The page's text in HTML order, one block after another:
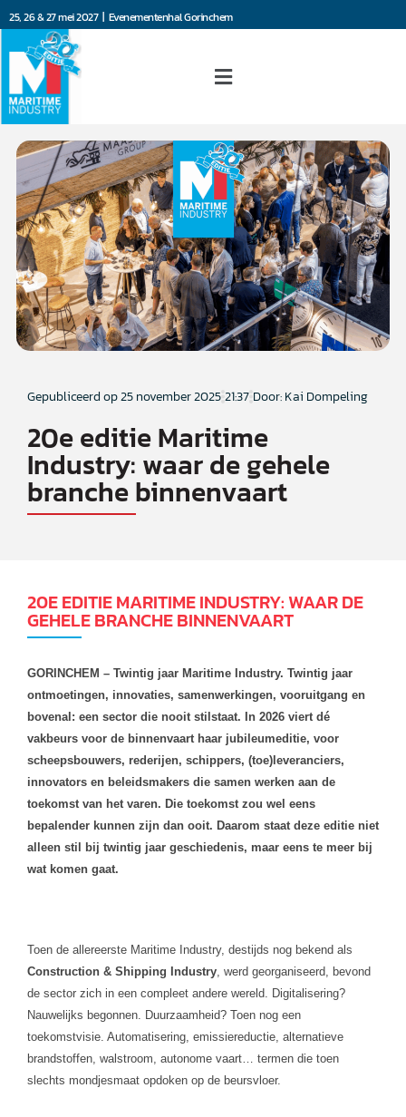
25, 26 & 27 mei 2027 | Evenementenhal Gorinchem
Gepubliceerd op25 november 202521:37 Door: Kai Dompeling
20e editie Maritime
Industry: waar de gehele
branche binnenvaart
20E EDITIE MARITIME INDUSTRY: WAAR DE
GEHELE BRANCHE BINNENVAART
GORINCHEM – Twintig jaar Maritime Industry. Twintig jaar
ontmoetingen, innovaties, samenwerkingen, vooruitgang en
bovenal: een sector die nooit stilstaat. In 2026 viert dé
vakbeurs voor de binnenvaart haar jubileumeditie, voor
scheepsbouwers, rederijen, schippers, (toe)leveranciers,
innovators en beleidsmakers die samen werken aan de
toekomst van het varen. Die toekomst zou wel eens
bepalender kunnen zijn dan ooit. Daarom staat deze editie niet
alleen stil bij twintig jaar geschiedenis, maar eens te meer bij
wat komen gaat.
Toen de allereerste Maritime Industry, destijds nog bekend als
Construction & Shipping Industry, werd georganiseerd, bevond
de sector zich in een compleet andere wereld. Digitalisering?
Nauwelijks begonnen. Duurzaamheid? Toen nog een
toekomstvisie. Automatisering, emissiereductie, alternatieve
brandstoffen, walstroom, autonome vaart… termen die toen
slechts mondjesmaat opdoken op de beursvloer.